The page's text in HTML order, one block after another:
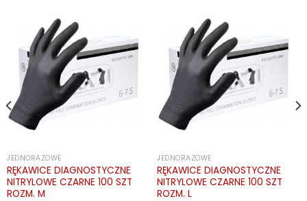
JEDNORAZOWE
RĘKAWICE DIAGNOSTYCZNE
NITRYLOWE CZARNE 100 SZT
ROZM. M
JEDNORAZOWE
RĘKAWICE DIAGNOSTYCZNE
NITRYLOWE CZARNE 100 SZT
ROZM. L